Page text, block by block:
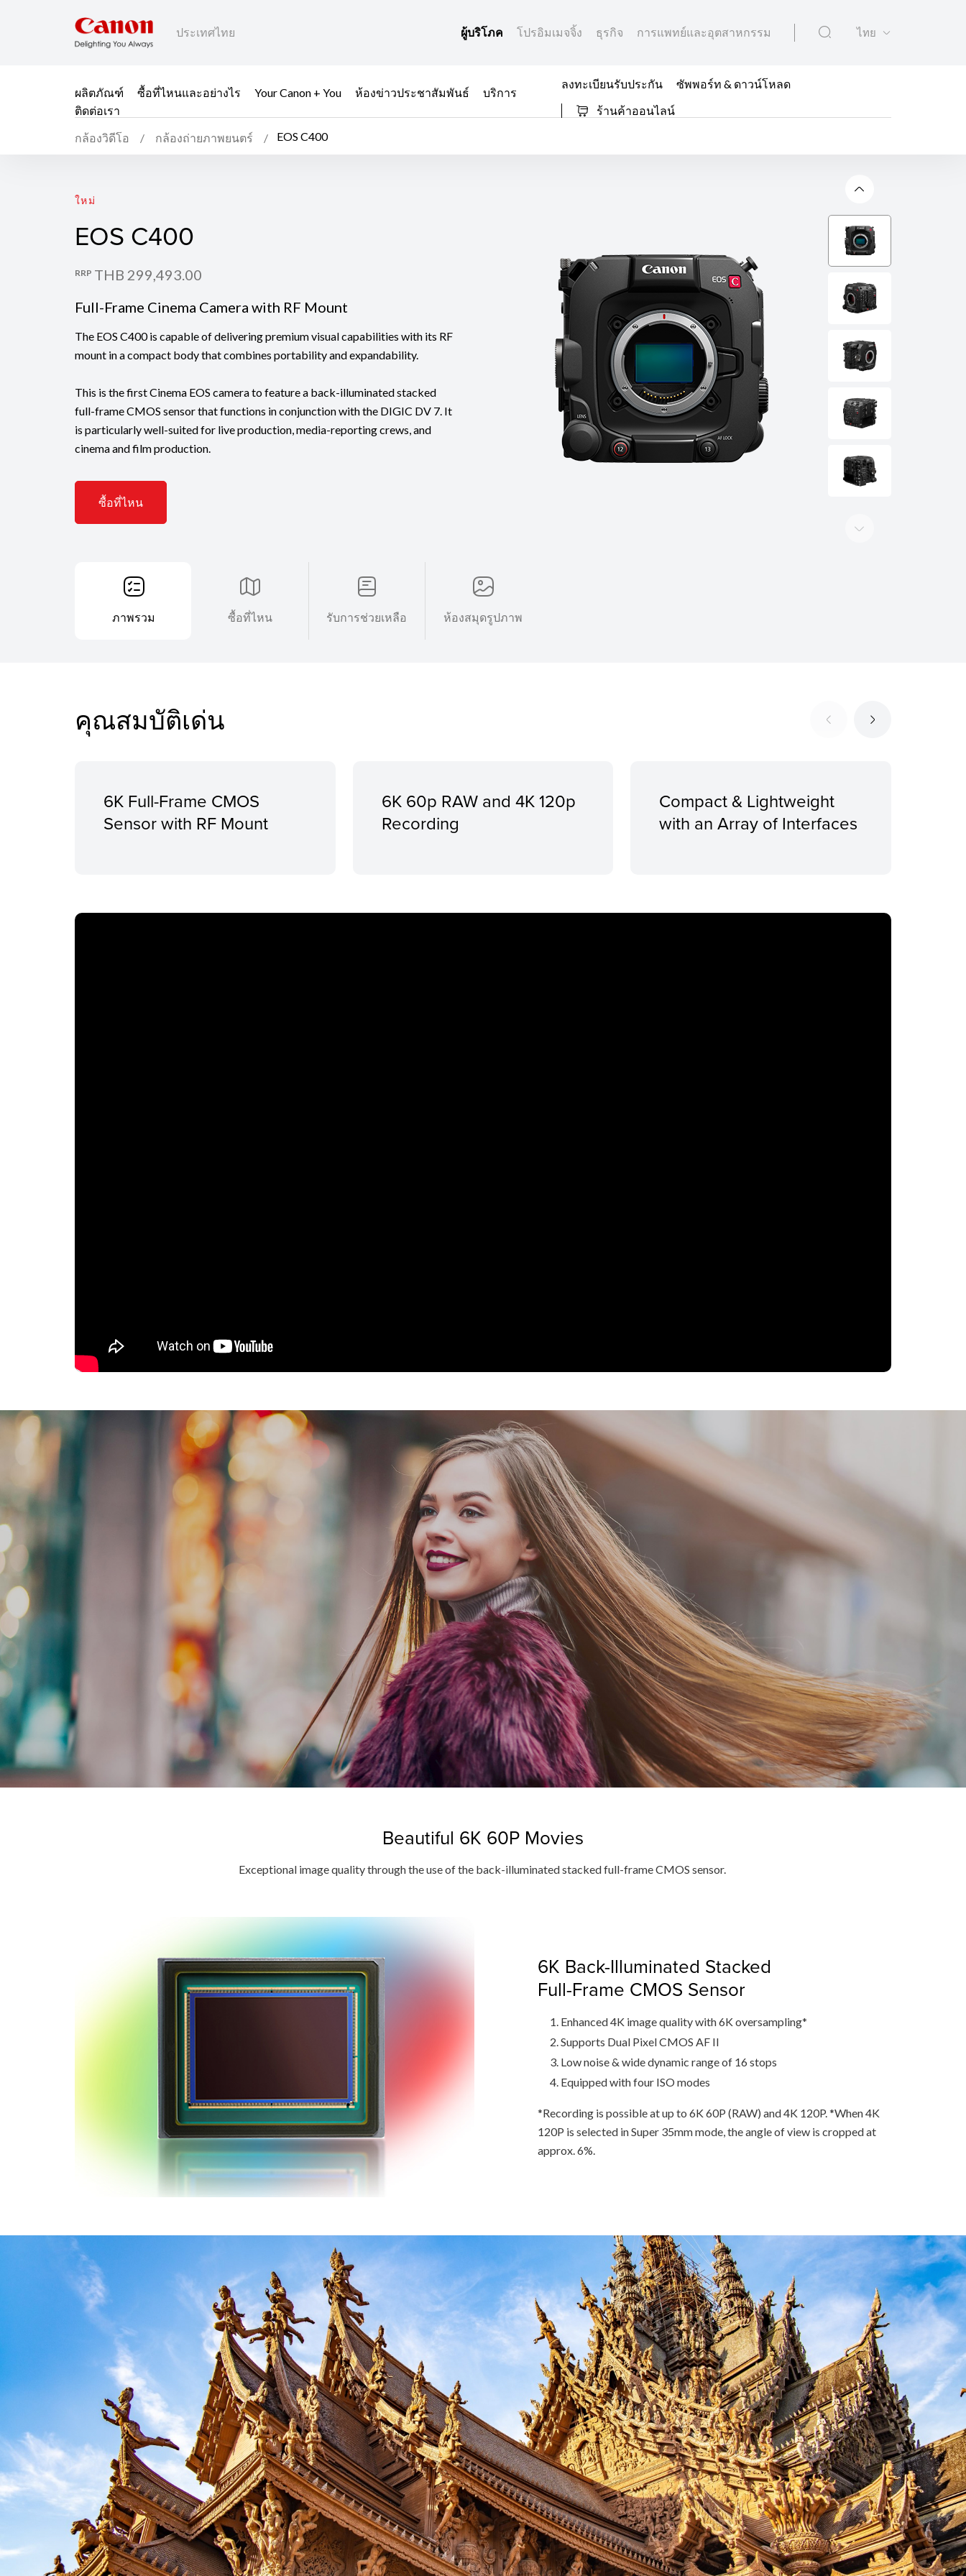
ประเทศไทย ผู้บริโภค โปรอิมเมจจิ้ง ธุรกิจ การแพทย์และอุตสาหกรรม ไทย
ผลิตภัณฑ์ ซื้อที่ไหนและอย่างไร Your Canon + You ห้องข่าวประชาสัมพันธ์
บริการ
ติดต่อเรา
ลงทะเบียนรับประกัน
ซัพพอร์ท & ดาวน์โหลด
ร้านค้าออนไลน์
กล้องวิดีโอ กล้องถ่ายภาพยนตร์ EOS C400
EOS C400
ใหม่
EOS C400
RRP THB 299,493.00
Full-Frame Cinema Camera with RF Mount
The EOS C400 is capable of delivering premium visual capabilities with its RF
mount in a compact body that combines portability and expandability.
This is the first Cinema EOS camera to feature a back-illuminated stacked
full-frame CMOS sensor that functions in conjunction with the DIGIC DV 7. It
is particularly well-suited for live production, media-reporting crews, and
cinema and film production.
ซื้อที่ไหน
ภาพรวม ซื้อที่ไหน รับการช่วยเหลือ ห้องสมุดรูปภาพ
คุณสมบัติเด่น
6K Full-Frame CMOS
Sensor with RF Mount
6K 60p RAW and 4K 120p
Recording
Compact & Lightweight
with an Array of Interfaces
Beautiful 6K 60P Movies
Exceptional image quality through the use of the back-illuminated stacked full-frame CMOS sensor.
6K Back-Illuminated Stacked
Full-Frame CMOS Sensor
Enhanced 4K image quality with 6K oversampling*
Supports Dual Pixel CMOS AF II
Low noise & wide dynamic range of 16 stops
Equipped with four ISO modes
*Recording is possible at up to 6K 60P (RAW) and 4K 120P. *When 4K
120P is selected in Super 35mm mode, the angle of view is cropped at
approx. 6%.